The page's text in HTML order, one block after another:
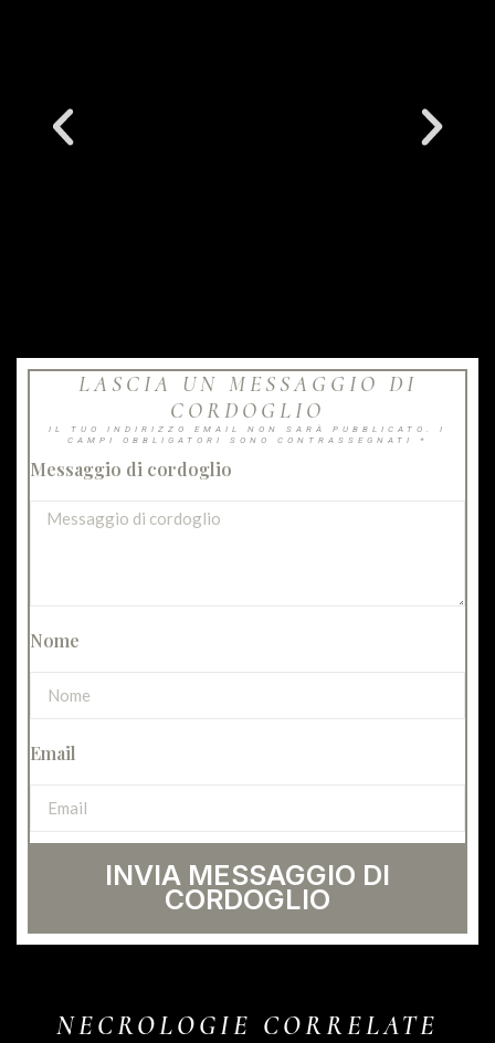
LASCIA UN MESSAGGIO DI
CORDOGLIO
IL TUO INDIRIZZO EMAIL NON SARÀ PUBBLICATO. I
CAMPI OBBLIGATORI SONO CONTRASSEGNATI *
Messaggio di cordoglio
Nome
Email
INVIA MESSAGGIO DI
CORDOGLIO
NECROLOGIE CORRELATE